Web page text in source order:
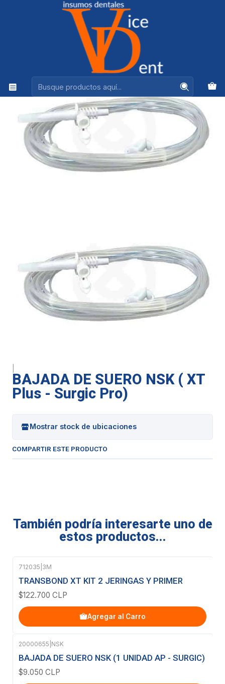
Ventas +56944575313
PERIODONCIA, CIRUGIA Y LIMPIEZA
BAJADA DE SUERO NSK ( XT Plus - Surgic Pro)
BAJADA DE SUERO NSK ( XT
Plus - Surgic Pro)
Mostrar stock de ubicaciones
COMPARTIR ESTE PRODUCTO
También podría interesarte uno de
estos productos...
712035 3M
TRANSBOND XT KIT 2 JERINGAS Y PRIMER
$122.700 CLP
Agregar al Carro
20000655 NSK
BAJADA DE SUERO NSK (1 UNIDAD AP - SURGIC)
$9.050 CLP